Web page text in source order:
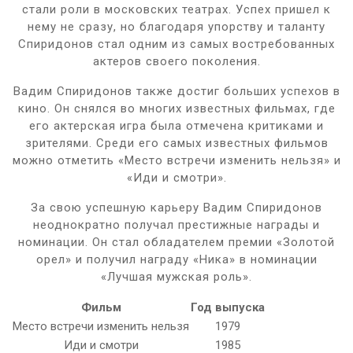
стали роли в московских театрах. Успех пришел к
нему не сразу, но благодаря упорству и таланту
Спиридонов стал одним из самых востребованных
актеров своего поколения.
Вадим Спиридонов также достиг больших успехов в
кино. Он снялся во многих известных фильмах, где
его актерская игра была отмечена критиками и
зрителями. Среди его самых известных фильмов
можно отметить «Место встречи изменить нельзя» и
«Иди и смотри».
За свою успешную карьеру Вадим Спиридонов
неоднократно получал престижные награды и
номинации. Он стал обладателем премии «Золотой
орел» и получил награду «Ника» в номинации
«Лучшая мужская роль».
Фильм
Год выпуска
Место встречи изменить нельзя
1979
Иди и смотри
1985